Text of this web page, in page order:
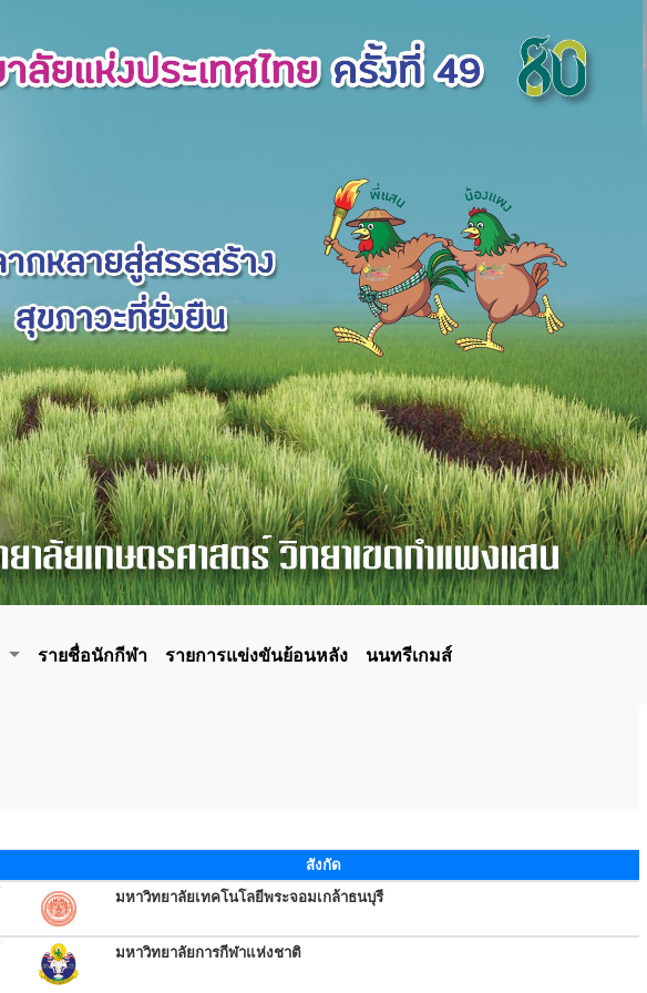
รายชื่อนักกีฬา รายการแข่งขันย้อนหลัง นนทรีเกมส์
สังกัด
มหาวิทยาลัยเทคโนโลยีพระจอมเกล้าธนบุรี
มหาวิทยาลัยการกีฬาแห่งชาติ